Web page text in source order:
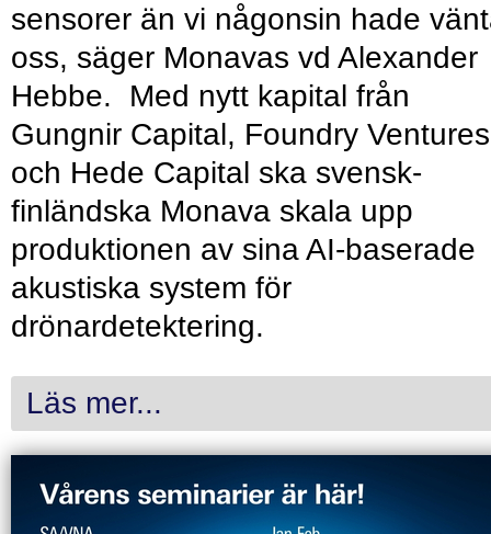
sensorer än vi någonsin hade
oss, säger Monavas vd Alexander
Hebbe. Med nytt kapital från
Gungnir Capital, Foundry Ventures
och Hede Capital ska svensk-
finländska Monava skala upp
produktionen av sina AI-baserade
akustiska system för
drönardetektering.
Läs mer...